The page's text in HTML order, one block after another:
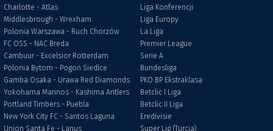
Charlotte - Atlas
Middlesbrough - Wrexham
Polonia Warszawa - Ruch Chorzów
FC OSS - NAC Breda
Cambuur - Excelsior Rotterdam
Polonia Bytom - Pogoń Siedlce
Gamba Osaka - Urawa Red Diamonds
Yokohama Marinos - Kashima Antlers
Portland Timbers - Puebla
New York City FC - Santos Laguna
Union Santa Fe - Lanus
Liga Konferencji
Liga Europy
La Liga
Premier League
Serie A
Bundesliga
PKO BP Ekstraklasa
Betclic I Liga
Betclic II Liga
Eredivisie
Super Lig (Turcja)